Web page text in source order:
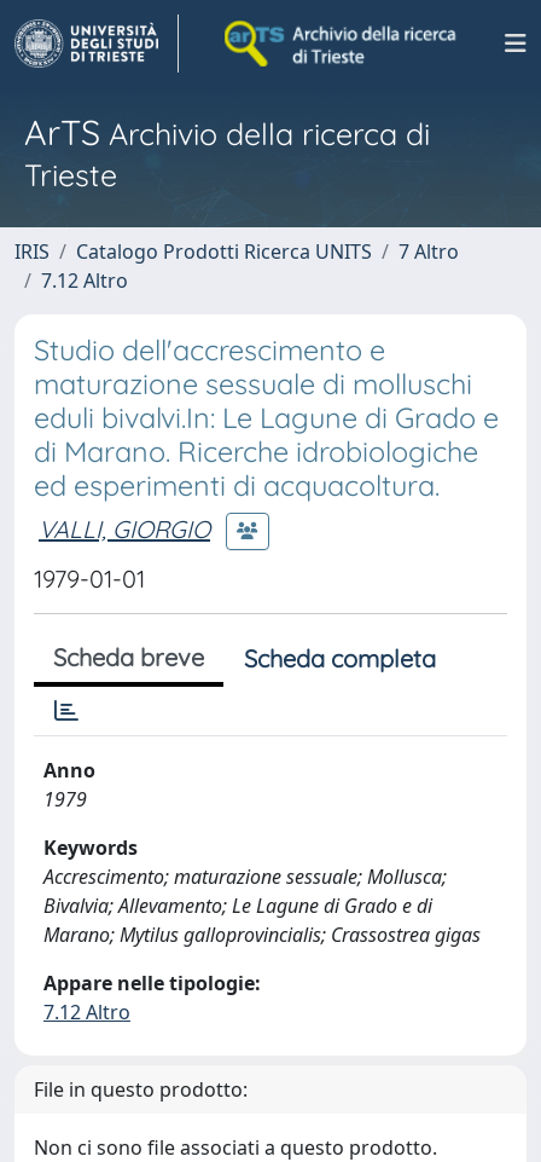
ArTS Archivio della ricerca di
Trieste
IRIS Catalogo Prodotti Ricerca UNITS
7 Altro
7.12 Altro
Studio dell'accrescimento e
maturazione sessuale di molluschi
eduli bivalvi.In: Le Lagune di Grado e
di Marano. Ricerche idrobiologiche
ed esperimenti di acquacoltura.
VALLI, GIORGIO
1979-01-01
Scheda breve Scheda completa
Anno
1979
Keywords
Accrescimento; maturazione sessuale; Mollusca;
Bivalvia; Allevamento; Le Lagune di Grado e di
Marano; Mytilus galloprovincialis; Crassostrea gigas
Appare nelle tipologie:
7.12 Altro
File in questo prodotto:
Non ci sono file associati a questo prodotto.